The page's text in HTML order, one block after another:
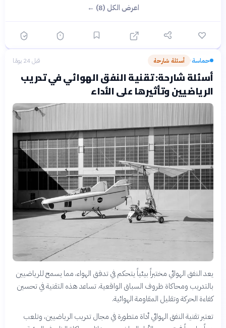
اعرض الكل (8) ←
حماسة› أسئلة شارحة قبل 24 يومًا
أسئلة شارحة: تقنية النفق الهوائي في تدريب
الرياضيين وتأثيرها على الأداء
يعد النفق الهوائي مختبراً بيئياً يتحكم في تدفق الهواء، مما يسمح للرياضيين
بالتدريب ومحاكاة ظروف السباق الواقعية. تساعد هذه التقنية في تحسين
كفاءة الحركة وتقليل المقاومة الهوائية.
تعتبر تقنية النفق الهوائي أداة متطورة في مجال تدريب الرياضيين، وتلعب